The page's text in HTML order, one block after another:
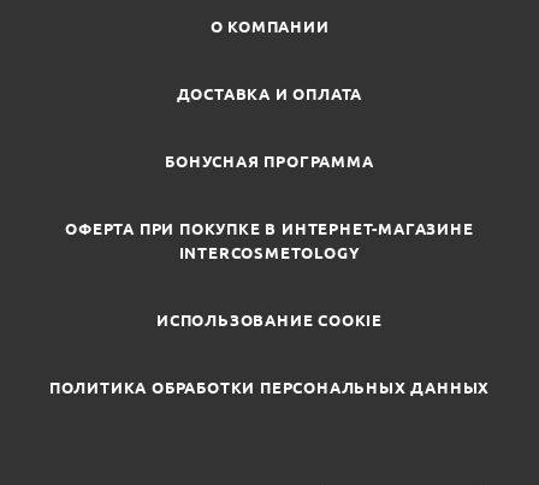
О КОМПАНИИ
ДОСТАВКА И ОПЛАТА
БОНУСНАЯ ПРОГРАММА
ОФЕРТА ПРИ ПОКУПКЕ В ИНТЕРНЕТ-МАГАЗИНЕ
INTERCOSMETOLOGY
ИСПОЛЬЗОВАНИЕ COOKIE
ПОЛИТИКА ОБРАБОТКИ ПЕРСОНАЛЬНЫХ ДАННЫХ